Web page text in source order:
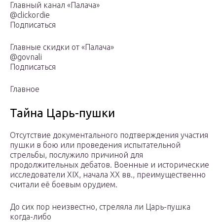
Главный канал «Палача»
@clickordie
Подписаться
Главные скидки от «Палача»
@govnali
Подписаться
Главное
Тайна Царь-пушки
Отсутствие документального подтверждения участия
пушки в бою или проведения испытательной
стрельбы, послужило причиной для
продолжительных дебатов. Военные и исторические
исследователи XIX, начала ХХ вв., преимущественно
считали её боевым орудием.
До сих пор неизвестно, стреляла ли Царь-пушка
когда-либо